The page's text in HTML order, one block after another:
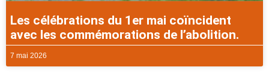
Les célébrations du 1er mai coïncident
avec les commémorations de l’abolition.
7 mai 2026